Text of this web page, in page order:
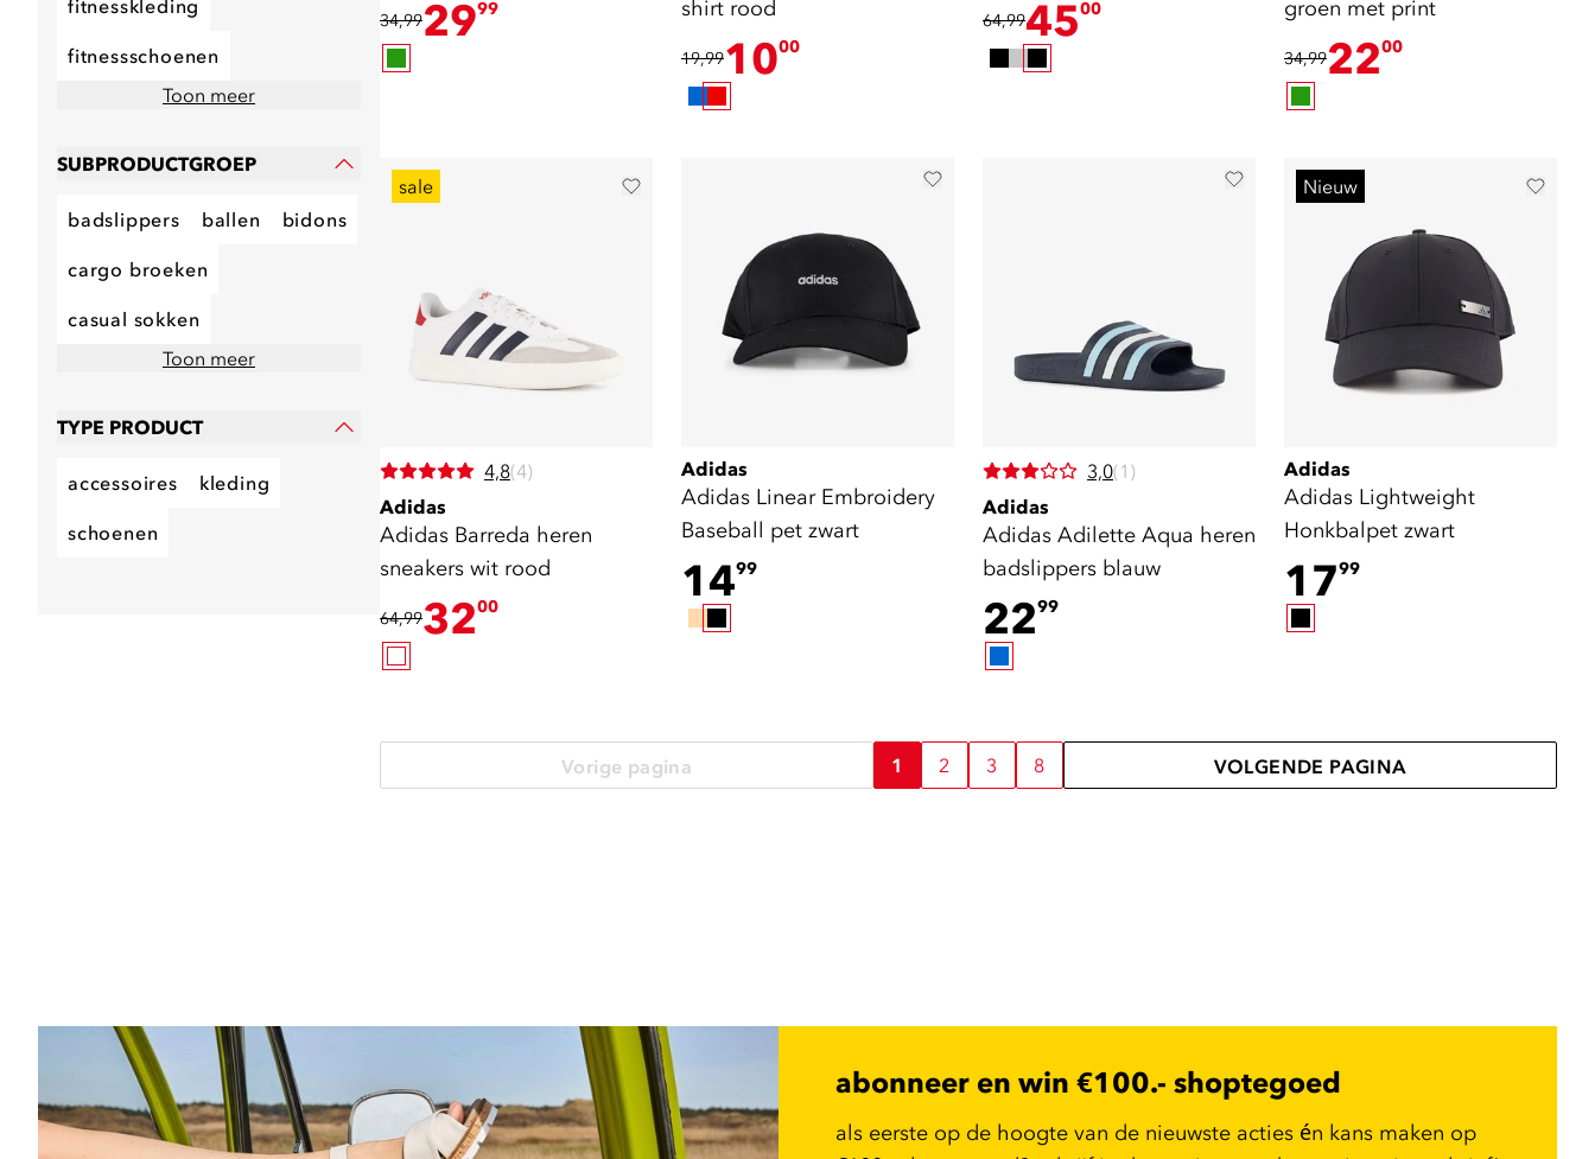
fitnesskleding
fitnessschoenen
Toon meer
SUBPRODUCTGROEP
badslippers ballen bidons
cargo broeken
casual sokken
Toon meer
TYPE PRODUCT
accessoires kleding
schoenen
34,992999
shirt rood
19,991000
64,994500
groen met print
34,992200
sale
4,8(4)
Adidas
Adidas Barreda heren
sneakers wit rood
64,993200
Adidas
Adidas Linear Embroidery
Baseball pet zwart
1499
3,0(1)
Adidas
Adidas Adilette Aqua heren
badslippers blauw
2299
Nieuw
Adidas
Adidas Lightweight
Honkbalpet zwart
1799
Vorige pagina 1 2 3 8 VOLGENDE PAGINA
abonneer en win €100.- shoptegoed
als eerste op de hoogte van de nieuwste acties én kans maken op